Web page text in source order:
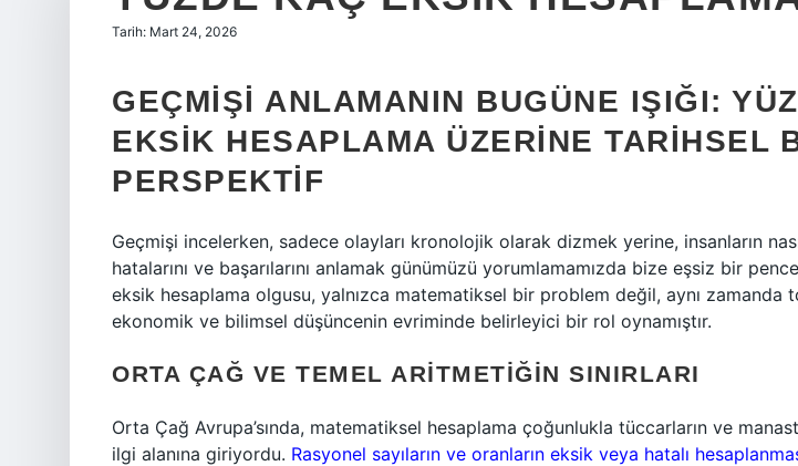
Tarih: Mart 24, 2026
GEÇMIŞI ANLAMANIN BUGÜNE IŞIĞI:
EKSIK HESAPLAMA ÜZERINE TARIHSEL
PERSPEKTIF
Geçmişi incelerken, sadece olayları kronolojik olarak dizmek yerine, insanların
hatalarını ve başarılarını anlamak günümüzü yorumlamamızda bize eşsiz bir
eksik hesaplama olgusu, yalnızca matematiksel bir problem değil, aynı zamanda
ekonomik ve bilimsel düşüncenin evriminde belirleyici bir rol oynamıştır.
ORTA ÇAĞ VE TEMEL ARITMETIĞIN SINIRLARI
Orta Çağ Avrupa’sında, matematiksel hesaplama çoğunlukla tüccarların ve
ilgi alanına giriyordu. Rasyonel sayıların ve oranların eksik veya hatalı